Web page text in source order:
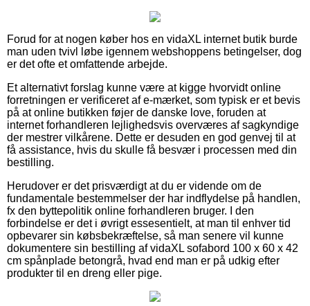
Forud for at nogen køber hos en vidaXL internet butik burde
man uden tvivl løbe igennem webshoppens betingelser, dog
er det ofte et omfattende arbejde.
Et alternativt forslag kunne være at kigge hvorvidt online
forretningen er verificeret af e-mærket, som typisk er et bevis
på at online butikken føjer de danske love, foruden at
internet forhandleren lejlighedsvis overværes af sagkyndige
der mestrer vilkårene. Dette er desuden en god genvej til at
få assistance, hvis du skulle få besvær i processen med din
bestilling.
Herudover er det prisværdigt at du er vidende om de
fundamentale bestemmelser der har indflydelse på handlen,
fx den byttepolitik online forhandleren bruger. I den
forbindelse er det i øvrigt essesentielt, at man til enhver tid
opbevarer sin købsbekræftelse, så man senere vil kunne
dokumentere sin bestilling af vidaXL sofabord 100 x 60 x 42
cm spånplade betongrå, hvad end man er på udkig efter
produkter til en dreng eller pige.